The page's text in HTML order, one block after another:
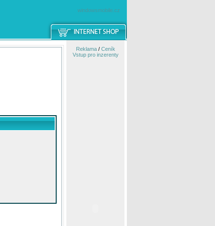
windowsmobile.cz
Reklama/ Ceník
Vstup pro inzerenty